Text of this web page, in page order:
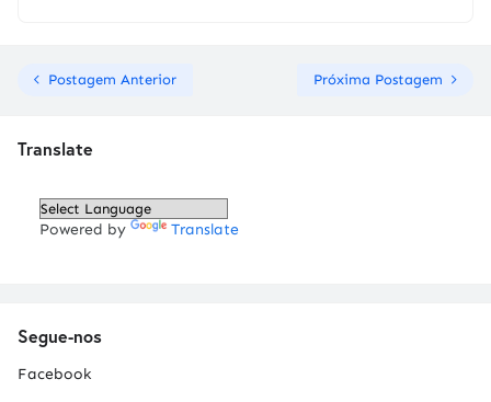
Postagem Anterior Próxima Postagem
Translate
Powered by Translate
Segue-nos
Facebook